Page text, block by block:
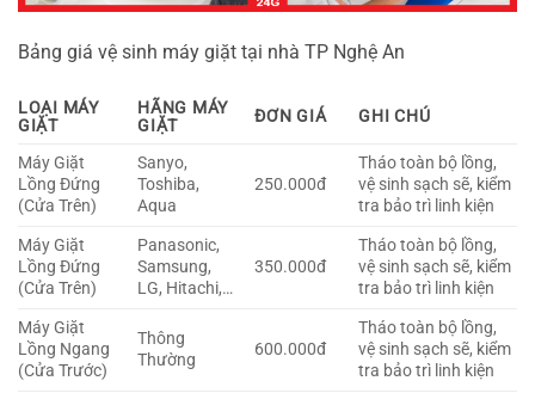
Bảng giá vệ sinh máy giặt tại nhà TP Nghệ An
LOẠI MÁY
GIẶT
HÃNG MÁY
GIẶT
ĐƠN GIÁ GHI CHÚ
Máy Giặt
Lồng Đứng
(Cửa Trên)
Sanyo,
Toshiba,
Aqua
250.000đ
Tháo toàn bộ lồng,
vệ sinh sạch sẽ, kiểm
tra bảo trì linh kiện
Máy Giặt
Lồng Đứng
(Cửa Trên)
Panasonic,
Samsung,
LG, Hitachi,…
350.000đ
Tháo toàn bộ lồng,
vệ sinh sạch sẽ, kiểm
tra bảo trì linh kiện
Máy Giặt
Lồng Ngang
(Cửa Trước)
Thông
Thường
600.000đ
Tháo toàn bộ lồng,
vệ sinh sạch sẽ, kiểm
tra bảo trì linh kiện